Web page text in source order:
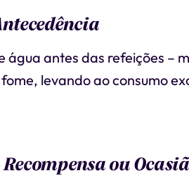
água antes das refeições –
levando ao consumo
ou